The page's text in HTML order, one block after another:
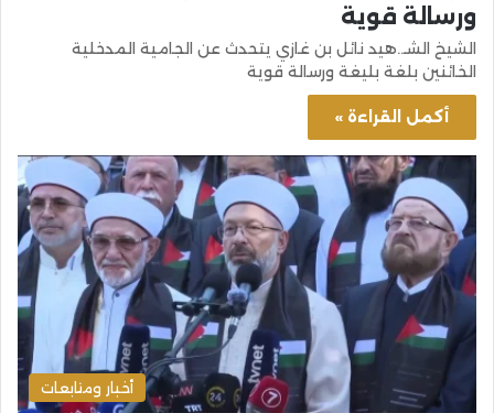
ورسالة قوية
الشيخ الشـ..هيد نائل بن غازي يتحدث عن الجامية المدخلية
الخائنين بلغة بليغة ورسالة قوية
أكمل القراءة »
أخبار ومتابعات